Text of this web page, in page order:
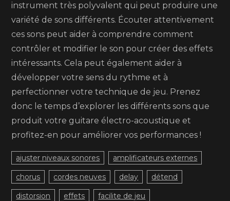
instrument très polyvalent qui peut produire une
variété de sons différents. Écouter attentivement
ces sons peut aider à comprendre comment
contrôler et modifier le son pour créer des effets
intéressants. Cela peut également aider à
développer votre sens du rythme et à
perfectionner votre technique de jeu. Prenez
donc le temps d’explorer les différents sons que
produit votre guitare électro-acoustique et
profitez-en pour améliorer vos performances !
ajuster niveaux sonores amplificateurs externes
chorus cordes neuves delay détend
distorsion effets facilite de jeu